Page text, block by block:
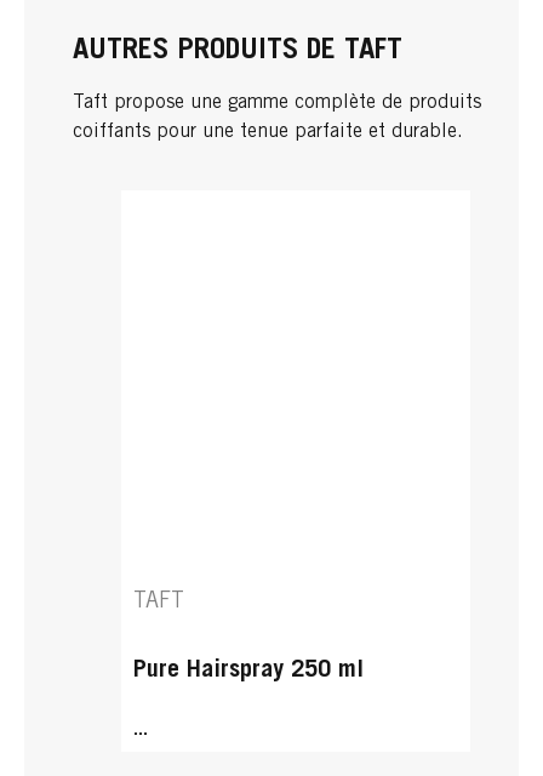
AUTRES PRODUITS DE TAFT
Taft propose une gamme complète de produits
coiffants pour une tenue parfaite et durable.
TAFT
Pure Hairspray 250 ml
...